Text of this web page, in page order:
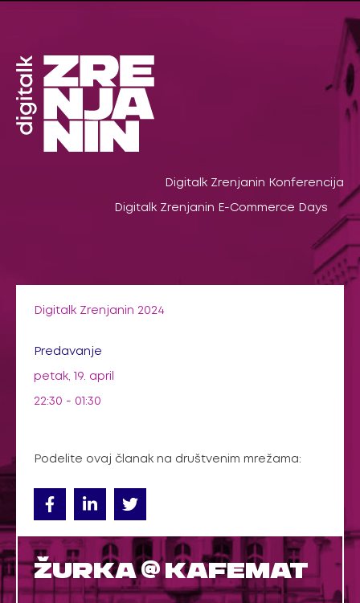
Digitalk Zrenjanin Konferencija
Digitalk Zrenjanin E-Commerce Days
Digitalk Zrenjanin 2024
Predavanje
petak, 19. april
22:30 - 01:30
Podelite ovaj članak na društvenim mrežama:
ŽURKA @ KAFEMAT